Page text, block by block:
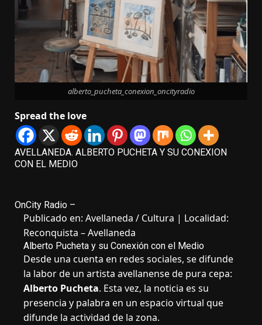
alberto_pucheta_conexion_oncityradio
Spread the love
AVELLANEDA. ALBERTO PUCHETA Y SU CONEXION
CON EL MEDIO
OnCity Radio –
Publicado en: Avellaneda / Cultura | Localidad:
Reconquista – Avellaneda
Alberto Pucheta y su Conexión con el Medio
Desde una cuenta en redes sociales, se difunde
la labor de un artista avellanense de pura cepa:
Alberto Pucheta. Esta vez, la noticia es su
presencia y palabra en un espacio virtual que
difunde la actividad de la zona.